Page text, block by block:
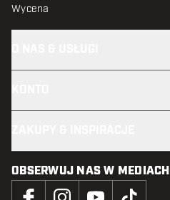
Wycena
OBSERWUJ NAS W